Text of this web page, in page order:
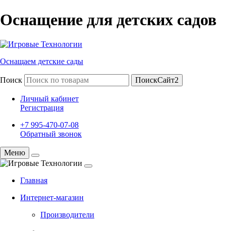
Оснащение для детских садов
Оснащаем детские сады
Поиск ПоискСайт2
Личный кабинет
Регистрация
+7 995-470-07-08
Обратный звонок
Меню
Главная
Интернет-магазин
Производители